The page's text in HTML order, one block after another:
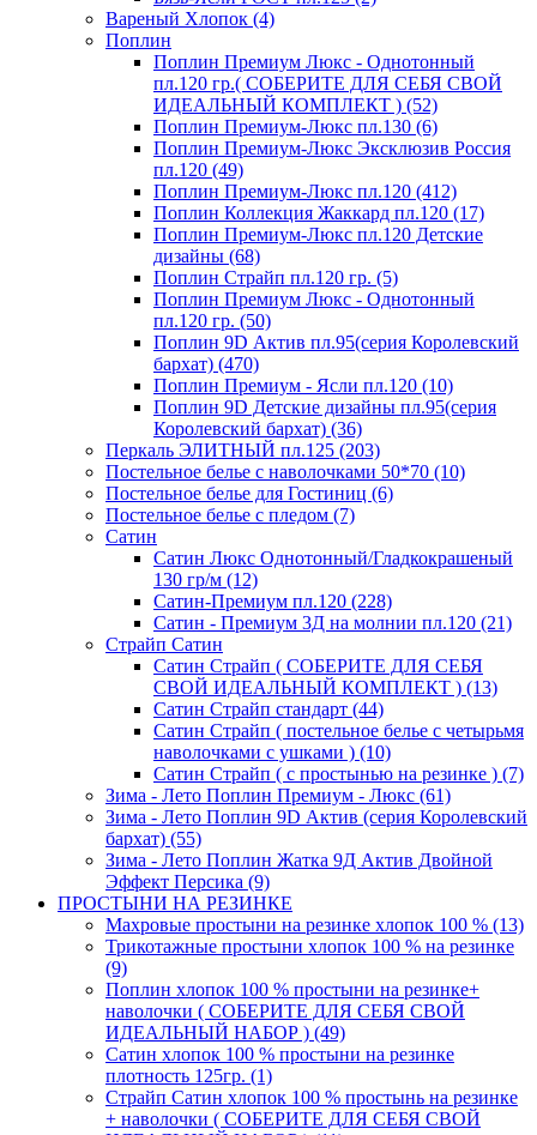
Вареный Хлопок (4)
Поплин
Поплин Премиум Люкс - Однотонный
пл.120 гр.( СОБЕРИТЕ ДЛЯ СЕБЯ СВОЙ
ИДЕАЛЬНЫЙ КОМПЛЕКТ ) (52)
Поплин Премиум-Люкс пл.130 (6)
Поплин Премиум-Люкс Эксклюзив Россия
пл.120 (49)
Поплин Премиум-Люкс пл.120 (412)
Поплин Коллекция Жаккард пл.120 (17)
Поплин Премиум-Люкс пл.120 Детские
дизайны (68)
Поплин Страйп пл.120 гр. (5)
Поплин Премиум Люкс - Однотонный
пл.120 гр. (50)
Поплин 9D Актив пл.95(серия Королевский
бархат) (470)
Поплин Премиум - Ясли пл.120 (10)
Поплин 9D Детские дизайны пл.95(серия
Королевский бархат) (36)
Перкаль ЭЛИТНЫЙ пл.125 (203)
Постельное белье с наволочками 50*70 (10)
Постельное белье для Гостиниц (6)
Постельное белье с пледом (7)
Сатин
Сатин Люкс Однотонный/Гладкокрашеный
130 гр/м (12)
Сатин-Премиум пл.120 (228)
Сатин - Премиум 3Д на молнии пл.120 (21)
Страйп Сатин
Сатин Страйп ( СОБЕРИТЕ ДЛЯ СЕБЯ
СВОЙ ИДЕАЛЬНЫЙ КОМПЛЕКТ ) (13)
Сатин Страйп стандарт (44)
Сатин Страйп ( постельное белье с четырьмя
наволочками с ушками ) (10)
Сатин Страйп ( с простынью на резинке ) (7)
Зима - Лето Поплин Премиум - Люкс (61)
Зима - Лето Поплин 9D Актив (серия Королевский
бархат) (55)
Зима - Лето Поплин Жатка 9Д Актив Двойной
Эффект Персика (9)
ПРОСТЫНИ НА РЕЗИНКЕ
Махровые простыни на резинке хлопок 100 % (13)
Трикотажные простыни хлопок 100 % на резинке
(9)
Поплин хлопок 100 % простыни на резинке+
наволочки ( СОБЕРИТЕ ДЛЯ СЕБЯ СВОЙ
ИДЕАЛЬНЫЙ НАБОР ) (49)
Сатин хлопок 100 % простыни на резинке
плотность 125гр. (1)
Страйп Сатин хлопок 100 % простынь на резинке
+ наволочки ( СОБЕРИТЕ ДЛЯ СЕБЯ СВОЙ